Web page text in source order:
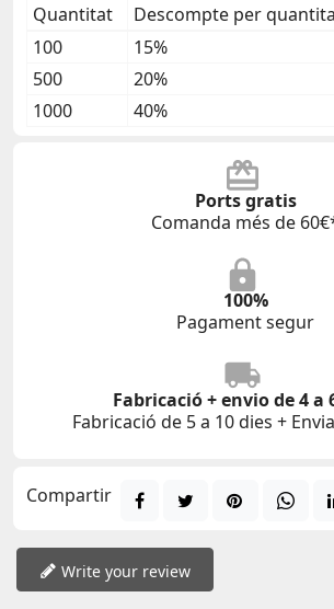
Quantitat
Descompte per
100
15%
500
20%
1000
40%
Ports gratis
Comanda més de
100%
Pagament segur
Fabricació + envio de 4 a
Fabricació de 5 a 10 dies +
Compartir
Write your review